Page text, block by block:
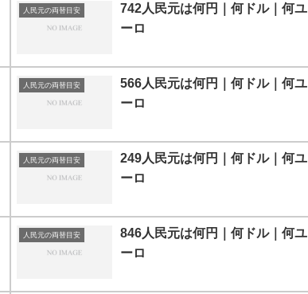
人民元の両替目安
742人民元は何円｜何ドル｜何ユ
ーロ
人民元の両替目安
566人民元は何円｜何ドル｜何ユ
ーロ
人民元の両替目安
249人民元は何円｜何ドル｜何ユ
ーロ
人民元の両替目安
846人民元は何円｜何ドル｜何ユ
ーロ